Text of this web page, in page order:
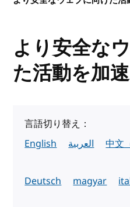
より安全な
た活動を加速
言語切り替え：
English
العربية 中文
Deutsch magyar